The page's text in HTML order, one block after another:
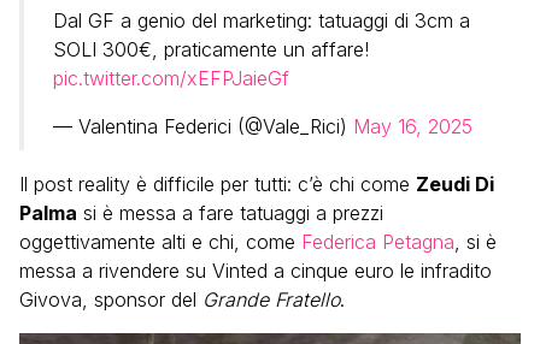
Dal GF a genio del marketing: tatuaggi di 3cm a
SOLI 300€, praticamente un affare!
pic.twitter.com/xEFPJaieGf
— Valentina Federici (@Vale_Rici) May 16, 2025
Il post reality è difficile per tutti: c’è chi come Zeudi Di
Palma si è messa a fare tatuaggi a prezzi
oggettivamente alti e chi, come Federica Petagna , si è
messa a rivendere su Vinted a cinque euro le infradito
Givova, sponsor del Grande Fratello.